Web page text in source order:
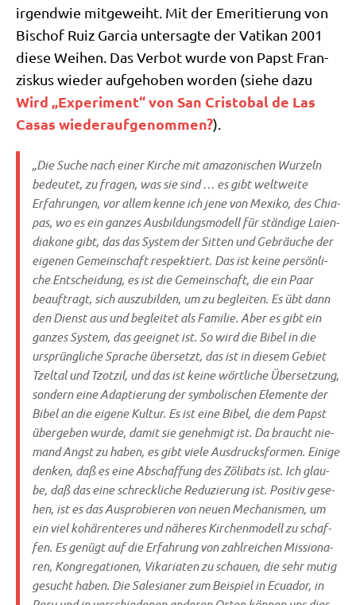
irgend­wie mit­ge­weiht. Mit der Eme­ri­tie­rung von
Bischof Ruiz Gar­cia unter­sag­te der Vati­kan 2001
die­se Wei­hen. Das Ver­bot wur­de von Papst Fran­
zis­kus wie­der auf­ge­ho­ben wor­den (sie­he dazu
Wird „Expe­ri­ment“ von San Cri­sto­bal de Las
Casas wie­der­auf­ge­nom­men?).
„Die Suche nach einer Kir­che mit ama­zo­ni­schen Wur­zeln
bedeu­tet, zu fra­gen, was sie sind … es gibt welt­wei­te
Erfah­run­gen, vor allem ken­ne ich jene von Mexi­ko, des Chia­
pas, wo es ein gan­zes Aus­bil­dungs­mo­dell für stän­di­ge Lai­en­
dia­ko­ne gibt, das das System der Sit­ten und Gebräu­che der
eige­nen Gemein­schaft respek­tiert. Das ist kei­ne per­sön­li­
che Ent­schei­dung, es ist die Gemein­schaft, die ein Paar
beauf­tragt, sich aus­zu­bil­den, um zu beglei­ten. Es übt dann
den Dienst aus und beglei­tet als Fami­lie. Aber es gibt ein
gan­zes System, das geeig­net ist. So wird die Bibel in die
ursprüng­li­che Spra­che über­setzt, das ist in die­sem Gebiet
Tzel­tal und Tzot­zil, und das ist kei­ne wört­li­che Über­set­zung,
son­dern eine Adap­tie­rung der sym­bo­li­schen Ele­men­te der
Bibel an die eige­ne Kul­tur. Es ist eine Bibel, die dem Papst
über­ge­ben wur­de, damit sie geneh­migt ist. Da braucht nie­
mand Angst zu haben, es gibt vie­le Aus­drucks­for­men. Eini­ge
den­ken, daß es eine Abschaf­fung des Zöli­bats ist. Ich glau­
be, daß das eine schreck­li­che Redu­zie­rung ist. Posi­tiv gese­
hen, ist es das Aus­pro­bie­ren von neu­en Mecha­nis­men, um
ein viel kohä­ren­te­res und nähe­res Kir­chen­mo­dell zu schaf­
fen. Es genügt auf die Erfah­rung von zahl­rei­chen Mis­sio­na­
ren, Kon­gre­ga­tio­nen, Vika­ria­ten zu schau­en, die sehr mutig
gesucht haben. Die Sale­sia­ner zum Bei­spiel in Ecua­dor, in